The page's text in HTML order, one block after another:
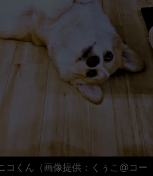
コくん（画像提供：くぅこ@コー